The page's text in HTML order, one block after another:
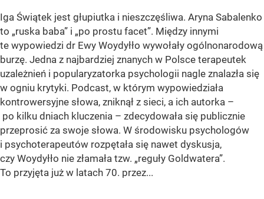
Iga Świątek jest głupiutka i nieszczęśliwa. Aryna Sabalenko
to „ruska baba” i „po prostu facet”. Między innymi
te wypowiedzi dr Ewy Woydyłło wywołały ogólnonarodową
burzę. Jedna z najbardziej znanych w Polsce terapeutek
uzależnień i popularyzatorka psychologii nagle znalazła się
w ogniu krytyki. Podcast, w którym wypowiedziała
kontrowersyjne słowa, zniknął z sieci, a ich autorka –
po kilku dniach kluczenia – zdecydowała się publicznie
przeprosić za swoje słowa. W środowisku psychologów
i psychoterapeutów rozpętała się nawet dyskusja,
czy Woydyłło nie złamała tzw. „reguły Goldwatera”.
To przyjęta już w latach 70. przez...